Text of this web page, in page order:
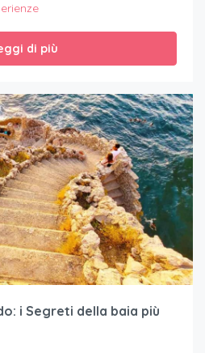
di più
i Segreti della baia più